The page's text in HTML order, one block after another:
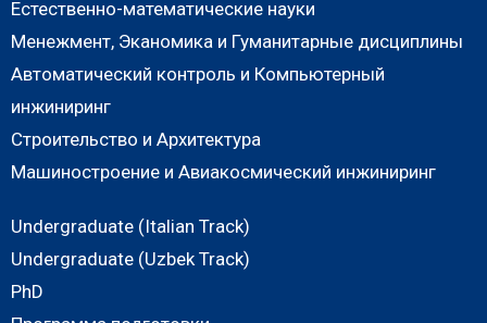
Естественно-математические науки
Менежмент, Эканомика и Гуманитарные дисциплины
Автоматический контроль и Компьютерный
инжиниринг
Строительство и Архитектура
Машиностроение и Авиакосмический инжиниринг
Undergraduate (Italian Track)
Undergraduate (Uzbek Track)
PhD